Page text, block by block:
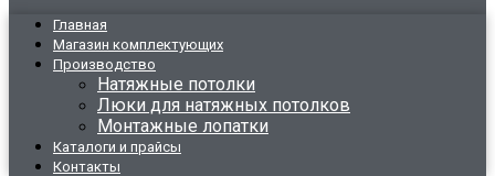
Главная
Магазин комплектующих
Производство
Натяжные потолки
Люки для натяжных потолков
Монтажные лопатки
Каталоги и прайсы
Контакты